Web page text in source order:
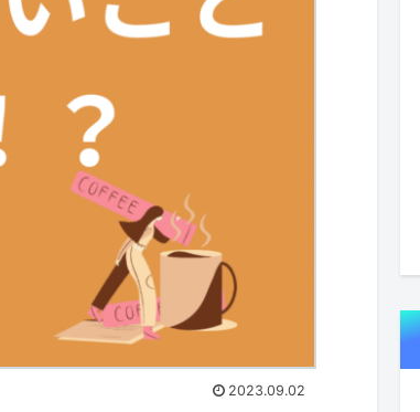
2023.09.02